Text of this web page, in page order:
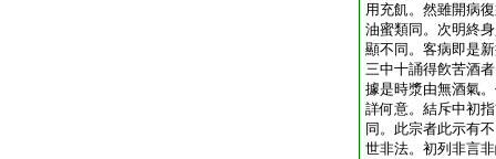
用充飢。然雖開病
油蜜類同。次明終
顯不同。客病即是
三中十誦得飮苦酒
據是時漿由無酒氣
詳何意。結斥中初
同。此宗者此示有
世非法。初列非言